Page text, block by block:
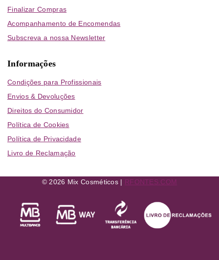
Finalizar Compras
Acompanhamento de Encomendas
Subscreva a nossa Newsletter
Informações
Condições para Profissionais
Envios & Devoluções
Direitos do Consumidor
Política de Cookies
Política de Privacidade
Livro de Reclamação
© 2026 Mix Cosméticos | RFONTES.COM